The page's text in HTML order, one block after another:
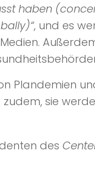
haben
, und es
Plandemien
sie
des